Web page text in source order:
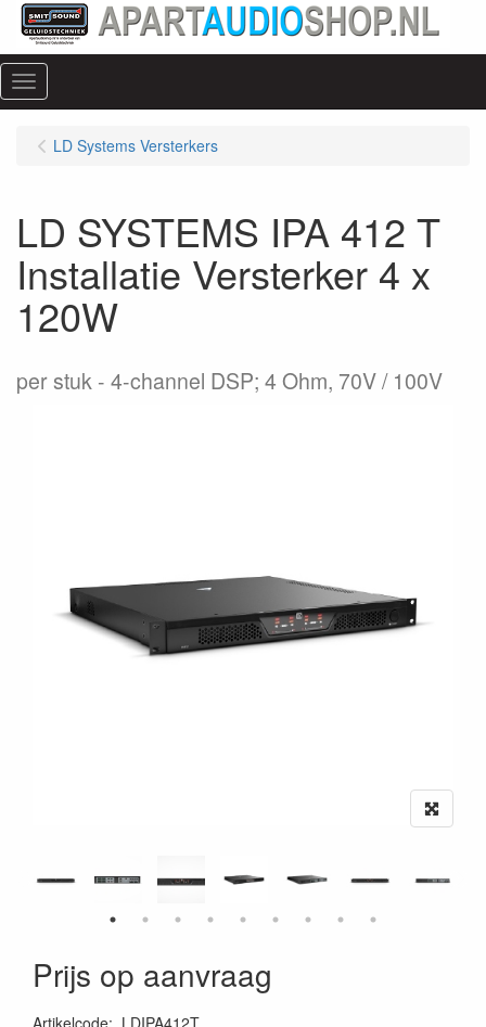
Menu
LD Systems Versterkers
LD SYSTEMS IPA 412 T
Installatie Versterker 4 x
120W
per stuk 4-channel DSP; 4 Ohm, 70V / 100V
Prijs op aanvraag
Artikelcode: LDIPA412T